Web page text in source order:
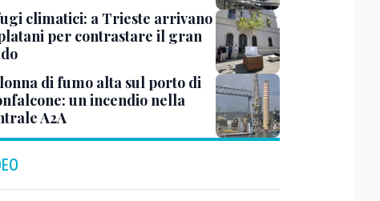
climatici: a Trieste arrivano
per contrastare il gran
di fumo alta sul porto di
un incendio nella
A2A